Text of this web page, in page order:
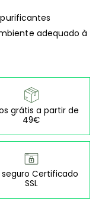
adequado à
grátis a partir de
49€
seguro Certificado
SSL